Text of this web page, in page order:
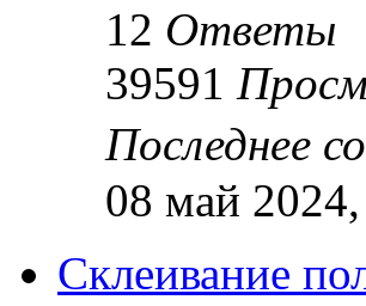
12 Ответы
39591
Последнее
08 май
Склеивание